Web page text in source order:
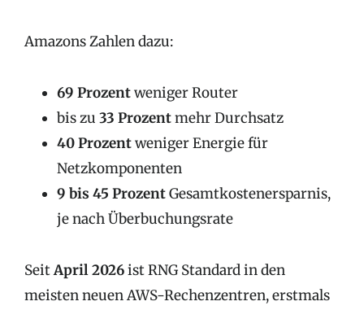
Amazons Zahlen dazu:
69 Prozentweniger Router
bis zu 33 Prozentmehr Durchsatz
40 Prozentweniger Energie für
Netzkomponenten
9 bis 45 ProzentGesamtkostenersparnis,
je nach Überbuchungsrate
SeitApril 2026ist RNG Standard in den
meisten neuen AWS-Rechenzentren, erstmals